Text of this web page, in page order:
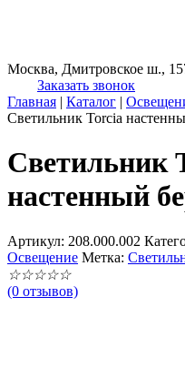
Москва, Дмитровское ш.,
Заказать звонок
Главная | Каталог |
Светильник Torcia
Светильник
настенный
Артикул: 208.000.002
Освещение Метка:
☆☆☆☆☆
(0 отзывов)